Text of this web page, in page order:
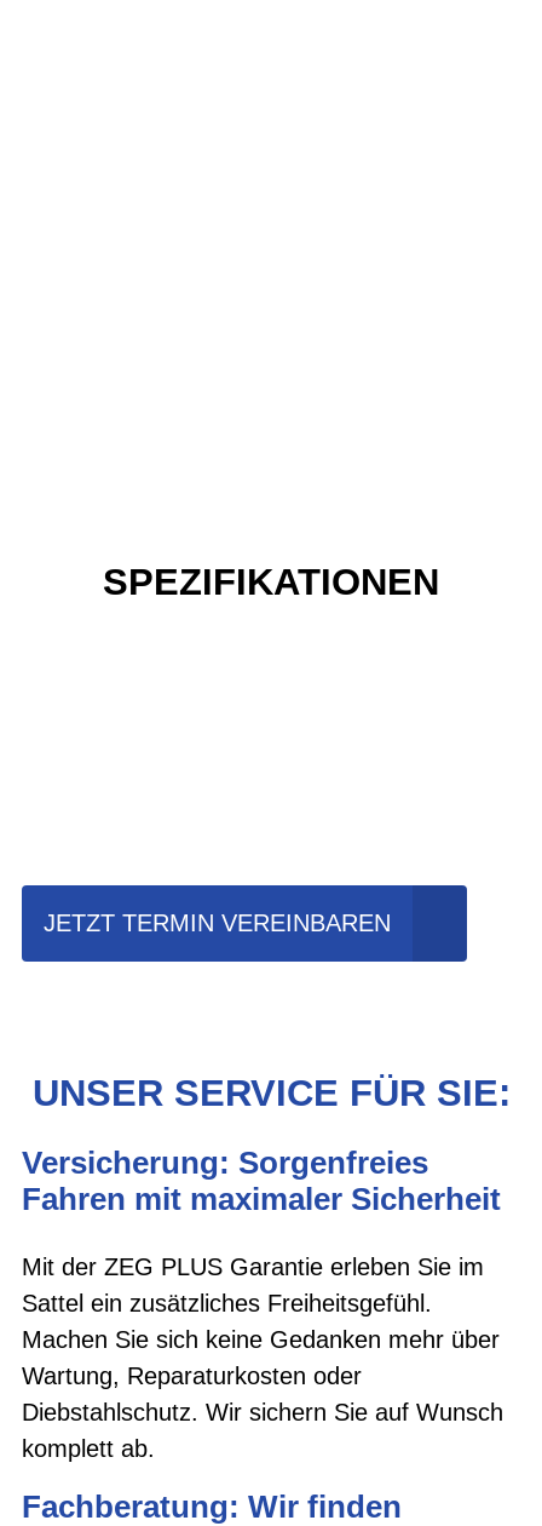
SPEZIFIKATIONEN
JETZT TERMIN VEREINBAREN
UNSER SERVICE FÜR SIE:
Versicherung: Sorgenfreies
Fahren mit maximaler Sicherheit
Mit der ZEG PLUS Garantie erleben Sie im
Sattel ein zusätzliches Freiheitsgefühl.
Machen Sie sich keine Gedanken mehr über
Wartung, Reparaturkosten oder
Diebstahlschutz. Wir sichern Sie auf Wunsch
komplett ab.
Fachberatung: Wir finden